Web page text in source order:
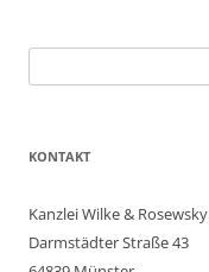
nach:
KONTAKT
Kanzlei Wilke & Rosewsky
Darmstädter Straße 43